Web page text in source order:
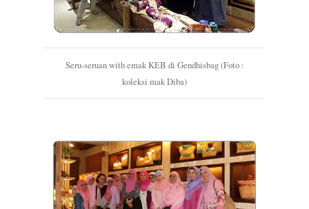
Seru-seruan with emak KEB di Gendhisbag (Foto :
koleksi mak Diba)